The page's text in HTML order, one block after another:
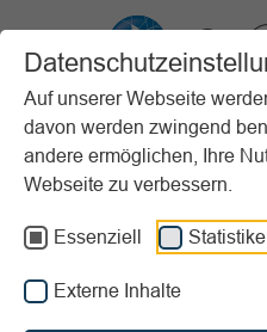
Auf unserer Webseite
davon werden zwingend
andere ermöglichen, Ihre
Webseite zu verbessern.
Essenziell
Externe Inhalte
Startseite Vereinsmanagement
Veranstaltungsmanagement
Vorlesen
Informationen zum